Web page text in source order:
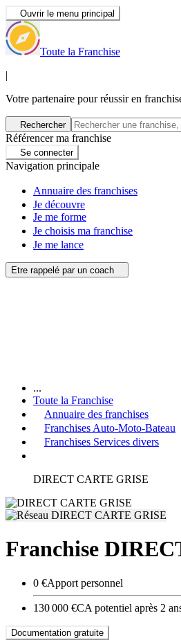
Ouvrir le menu principal
Toute la Franchise
|
Votre partenaire pour réussir en
Rechercher
Référencer ma franchise
Se connecter
Navigation principale
Annuaire des franchises
Je découvre
Je me forme
Je choisis ma franchise
Je me lance
Etre rappelé par un coach
...
Toute la Franchise
Annuaire des franchises
Franchises Auto-Moto-Bateau
Franchises Services divers
DIRECT CARTE GRISE
Franchise
0 €Apport personnel
130 000 €CA potentiel après 2
Documentation gratuite